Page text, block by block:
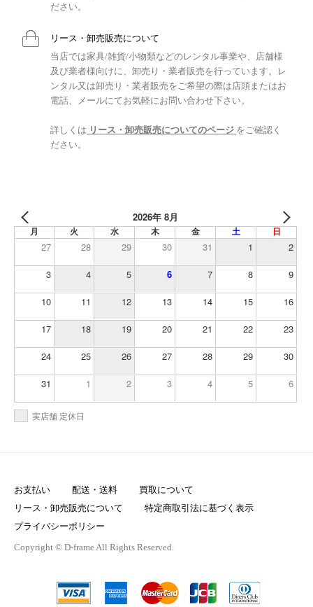
ださい。
リース・卸売販売について
当店では家具/雑貨/小物類などのレンタル事業や、店舗様
及び業者様向けに、卸売り・業者販売を行っています。レ
ンタル又は卸売り・業者販売をご希望の際は店頭またはお
電話、メールにてお気軽にお問い合わせ下さい。
詳しくは リース・卸売販売についてのページ をご確認く
ださい。
2026年 8月
月 火 水 木 金 土 日
27 28 29 30 31 1 2
3 4 5 6 7 8 9
10 11 12 13 14 15 16
17 18 19 20 21 22 23
24 25 26 27 28 29 30
31 1 2 3 4 5 6
実店舗 定休日
お支払い 配送・送料
買取について
リース・卸売販売について
特定商取引法に基づく表示
プライバシーポリシー
Copyright © D-frame All Rights Reserved.